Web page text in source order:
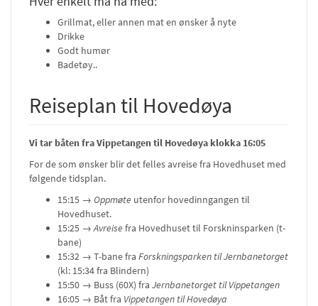
Grillmat, eller annen mat en ønsker å nyte
Drikke
Godt humør
Badetøy..
Reiseplan til Hovedøya
Vi tar båten fra Vippetangen til Hovedøya klokka 16:05
For de som ønsker blir det felles avreise fra Hovedhuset med
følgende tidsplan.
15:15 → Oppmøte utenfor hovedinngangen til
Hovedhuset.
15:25 →Avreisefra Hovedhuset til Forskninsparken (t-
bane)
15:32 → T-bane fra Forskningsparken til Jernbanetorget
(kl: 15:34 fra Blindern)
15:50 → Buss (60X) fra Jernbanetorget til Vippetangen
16:05 → Båt fra Vippetangen til Hovedøya